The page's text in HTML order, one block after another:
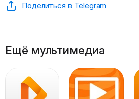
Поделиться в Telegram
Ещё мультимедиа